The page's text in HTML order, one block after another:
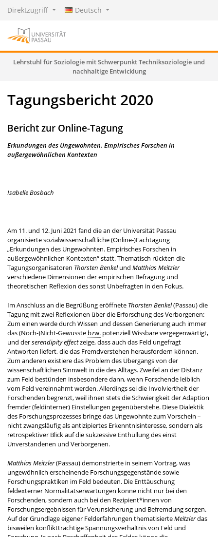
Direktzugriff Deutsch
Lehrstuhl für Soziologie mit Schwerpunkt Techniksoziologie und
nachhaltige Entwicklung
Tagungsbericht 2020
Bericht zur Online-Tagung
Erkundungen des Ungewohnten. Empirisches Forschen in
außergewöhnlichen Kontexten
Isabelle Bosbach
Am 11. und 12. Juni 2021 fand die an der Universität Passau
organisierte sozialwissenschaftliche (Online-)Fachtagung
„Erkundungen des Ungewohnten. Empirisches Forschen in
außergewöhnlichen Kontexten“ statt. Thematisch rückten die
Tagungsorganisatoren Thorsten Benkelund Matthias Meitzler
verschiedene Dimensionen der empirischen Befragung und
theoretischen Reflexion des sonst Unbefragten in den Fokus.
Im Anschluss an die Begrüßung eröffnete Thorsten Benkel(Passau) die
Tagung mit zwei Reflexionen über die Erforschung des Verborgenen:
Zum einen werde durch Wissen und dessen Generierung auch immer
das (Noch-)Nicht-Gewusste bzw. potenziell Wissbare vergegenwärtigt,
und derserendipity effectzeige, dass auch das Feld ungefragt
Antworten liefert, die das Fremdverstehen herausfordern können.
Zum anderen existiere das Problem des Übergangs von der
wissenschaftlichen Sinnwelt in die des Alltags. Zweifel an der Distanz
zum Feld bestünden insbesondere dann, wenn Forschende leiblich
vom Feld vereinnahmt werden. Allerdings sei die Involviertheit der
Forschenden begrenzt, weil ihnen stets die Schwierigkeit der Adaption
fremder (feldinterner) Einstellungen gegenüberstehe. Diese Dialektik
des Forschungsprozesses bringe das Ungewohnte zum Vorschein –
nicht zwangsläufig als antizipiertes Erkenntnisinteresse, sondern als
retrospektiver Blick auf die sukzessive Enthüllung des einst
Unverstandenen und Verborgenen.
Matthias Meitzler(Passau) demonstrierte in seinem Vortrag, was
ungewöhnlich erscheinende Forschungsgegenstände sowie
Forschungspraktiken im Feld bedeuten. Die Enttäuschung
feldexterner Normalitätserwartungen könne nicht nur bei den
Forschenden, sondern auch bei den Rezipient*innen von
Forschungsergebnissen für Verunsicherung und Befremdung sorgen.
Auf der Grundlage eigener Felderfahrungen thematisierteMeitzlerdas
bisweilen konfliktträchtige Spannungsverhältnis von Feld und